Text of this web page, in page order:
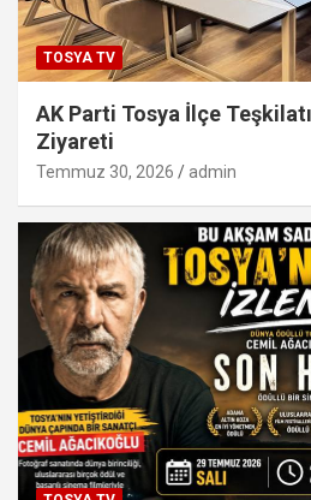
TOSYA TV
AK Parti Tosya İlçe
Ziyareti
Temmuz 30, 2026 admin